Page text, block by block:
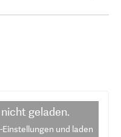
geladen.
und laden